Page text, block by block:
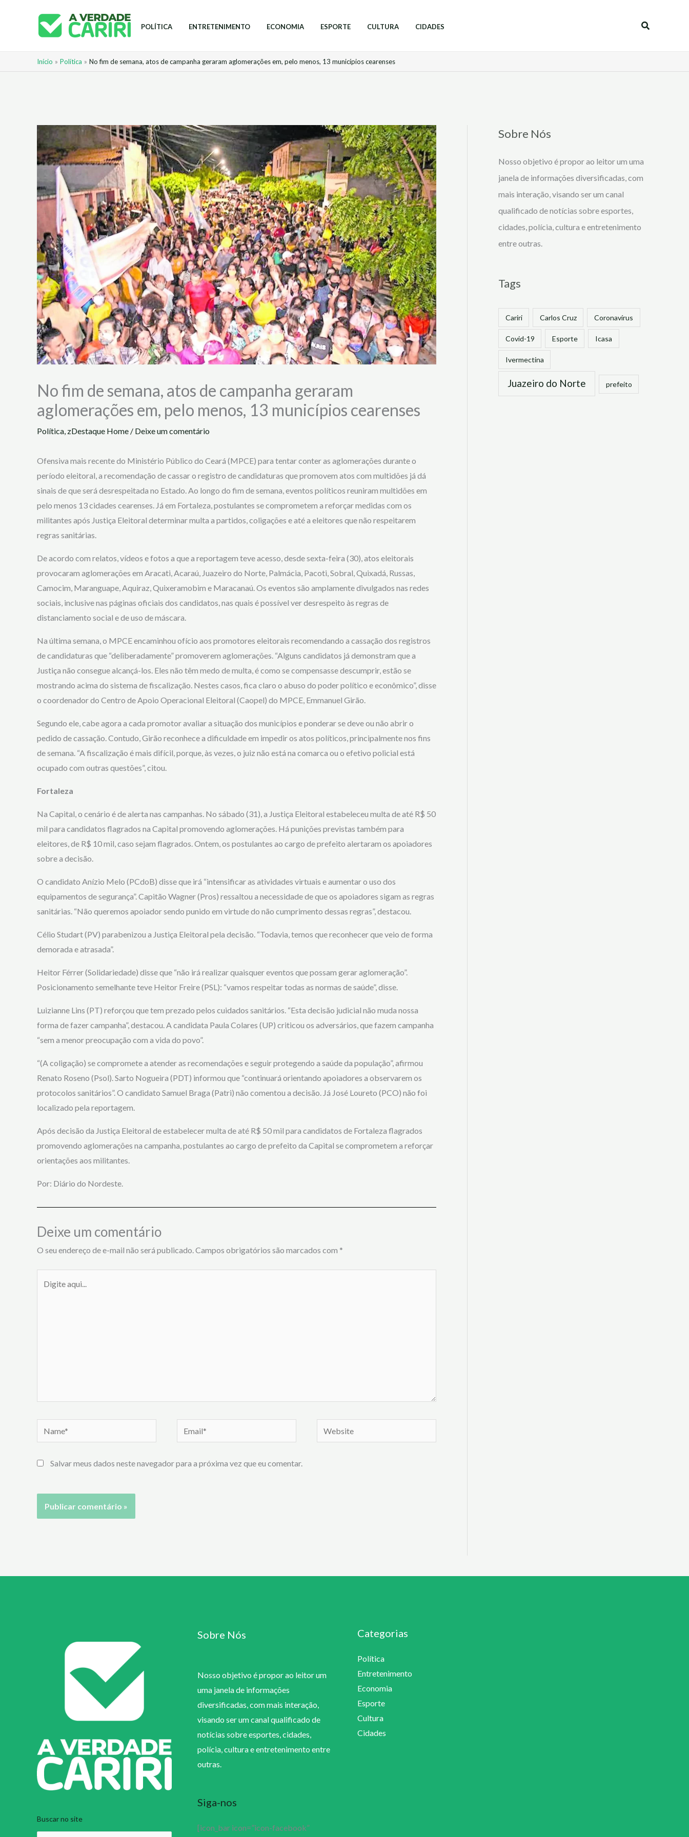
POLÍTICA ENTRETENIMENTO ECONOMIA ESPORTE CULTURA CIDADES Pesquisar
Início Política No fim de semana, atos de campanha geraram aglomerações em, pelo menos, 13 municípios cearenses
No fim de semana, atos de campanha geraram
aglomerações em, pelo menos, 13 municípios cearenses
Política, zDestaque Home / Deixe um comentário
Ofensiva mais recente do Ministério Público do Ceará (MPCE) para tentar conter as aglomerações durante o
período eleitoral, a recomendação de cassar o registro de candidaturas que promovem atos com multidões já dá
sinais de que será desrespeitada no Estado. Ao longo do fim de semana, eventos políticos reuniram multidões em
pelo menos 13 cidades cearenses. Já em Fortaleza, postulantes se comprometem a reforçar medidas com os
militantes após Justiça Eleitoral determinar multa a partidos, coligações e até a eleitores que não respeitarem
regras sanitárias.
De acordo com relatos, vídeos e fotos a que a reportagem teve acesso, desde sexta-feira (30), atos eleitorais
provocaram aglomerações em Aracati, Acaraú, Juazeiro do Norte, Palmácia, Pacoti, Sobral, Quixadá, Russas,
Camocim, Maranguape, Aquiraz, Quixeramobim e Maracanaú. Os eventos são amplamente divulgados nas redes
sociais, inclusive nas páginas oficiais dos candidatos, nas quais é possível ver desrespeito às regras de
distanciamento social e de uso de máscara.
Na última semana, o MPCE encaminhou ofício aos promotores eleitorais recomendando a cassação dos registros
de candidaturas que “deliberadamente” promoverem aglomerações. “Alguns candidatos já demonstram que a
Justiça não consegue alcançá-los. Eles não têm medo de multa, é como se compensasse descumprir, estão se
mostrando acima do sistema de fiscalização. Nestes casos, fica claro o abuso do poder político e econômico”, disse
o coordenador do Centro de Apoio Operacional Eleitoral (Caopel) do MPCE, Emmanuel Girão.
Segundo ele, cabe agora a cada promotor avaliar a situação dos municípios e ponderar se deve ou não abrir o
pedido de cassação. Contudo, Girão reconhece a dificuldade em impedir os atos políticos, principalmente nos fins
de semana. “A fiscalização é mais difícil, porque, às vezes, o juiz não está na comarca ou o efetivo policial está
ocupado com outras questões”, citou.
Fortaleza
Na Capital, o cenário é de alerta nas campanhas. No sábado (31), a Justiça Eleitoral estabeleceu multa de até R$ 50
mil para candidatos flagrados na Capital promovendo aglomerações. Há punições previstas também para
eleitores, de R$ 10 mil, caso sejam flagrados. Ontem, os postulantes ao cargo de prefeito alertaram os apoiadores
sobre a decisão.
O candidato Anízio Melo (PCdoB) disse que irá “intensificar as atividades virtuais e aumentar o uso dos
equipamentos de segurança”. Capitão Wagner (Pros) ressaltou a necessidade de que os apoiadores sigam as regras
sanitárias. “Não queremos apoiador sendo punido em virtude do não cumprimento dessas regras”, destacou.
Célio Studart (PV) parabenizou a Justiça Eleitoral pela decisão. “Todavia, temos que reconhecer que veio de forma
demorada e atrasada”.
Heitor Férrer (Solidariedade) disse que “não irá realizar quaisquer eventos que possam gerar aglomeração”.
Posicionamento semelhante teve Heitor Freire (PSL): “vamos respeitar todas as normas de saúde”, disse.
Luizianne Lins (PT) reforçou que tem prezado pelos cuidados sanitários. “Esta decisão judicial não muda nossa
forma de fazer campanha”, destacou. A candidata Paula Colares (UP) criticou os adversários, que fazem campanha
“sem a menor preocupação com a vida do povo”.
“(A coligação) se compromete a atender as recomendações e seguir protegendo a saúde da população”, afirmou
Renato Roseno (Psol). Sarto Nogueira (PDT) informou que “continuará orientando apoiadores a observarem os
protocolos sanitários”. O candidato Samuel Braga (Patri) não comentou a decisão. Já José Loureto (PCO) não foi
localizado pela reportagem.
Após decisão da Justiça Eleitoral de estabelecer multa de até R$ 50 mil para candidatos de Fortaleza flagrados
promovendo aglomerações na campanha, postulantes ao cargo de prefeito da Capital se comprometem a reforçar
orientações aos militantes.
Por: Diário do Nordeste.
Deixe um comentário
O seu endereço de e-mail não será publicado.Campos obrigatórios são marcados com *
aqui...
Name* Email* Website
Salvar meus dados neste navegador para a próxima vez que eu comentar.
Sobre Nós
Nosso objetivo é propor ao leitor um uma
janela de informações diversificadas, com
mais interação, visando ser um canal
qualificado de notícias sobre esportes,
cidades, polícia, cultura e entretenimento
entre outras.
Tags
Cariri Carlos Cruz Coronavírus
Covid-19 Esporte Icasa
Ivermectina
Juazeiro do Norte prefeito
Buscar no site
Sobre Nós
Nosso objetivo é propor ao leitor um
uma janela de informações
diversificadas, com mais interação,
visando ser um canal qualificado de
notícias sobre esportes, cidades,
polícia, cultura e entretenimento entre
outras.
Siga-nos
[icon_bar icon=”icon-facebook”
Categorias
Política
Entretenimento
Economia
Esporte
Cultura
Cidades